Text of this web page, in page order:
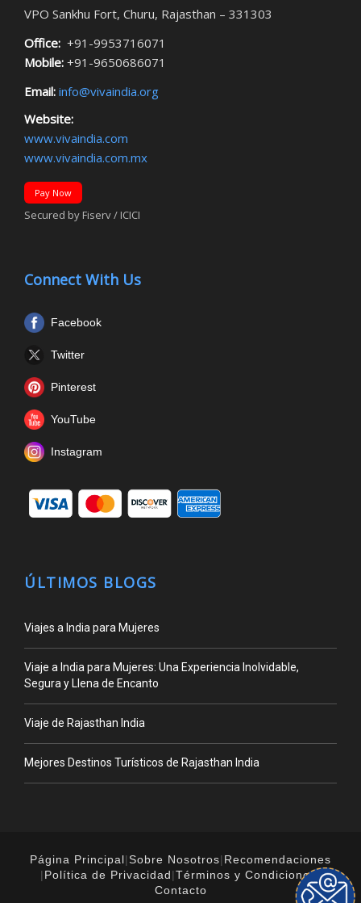
VPO Sankhu Fort, Churu, Rajasthan – 331303
Office: +91-9953716071
Mobile: +91-9650686071
Email: info@vivaindia.org
Website:
www.vivaindia.com
www.vivaindia.com.mx
Pay Now
Secured by Fiserv / ICICI
Connect With Us
Facebook
Twitter
Pinterest
YouTube
Instagram
ÚLTIMOS BLOGS
Viajes a India para Mujeres
Viaje a India para Mujeres: Una Experiencia Inolvidable,
Segura y Llena de Encanto
Viaje de Rajasthan India
Mejores Destinos Turísticos de Rajasthan India
Página Principal|Sobre Nosotros| Recomendaciones
| Política de Privacidad|Términos y Condiciones |
Contacto